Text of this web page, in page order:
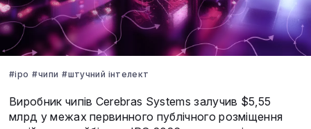
#ipo #чипи #штучний інтелект
Виробник чипів Cerebras Systems залучив $5,55
млрд у межах первинного публічного розміщення